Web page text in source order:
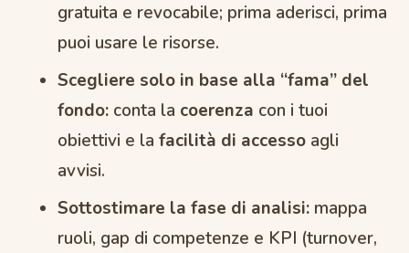
gratuita e revocabile; prima aderisci, prima
puoi usare le risorse.
Scegliere solo in base alla “fama” del
fondo: conta la coerenza con i tuoi
obiettivi e la facilità di accesso agli
avvisi.
Sottostimare la fase di analisi: mappa
ruoli, gap di competenze e KPI (turnover,